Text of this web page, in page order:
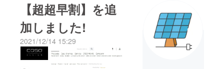
【超超早割】を追
加しました!
2021/12/14 15:29